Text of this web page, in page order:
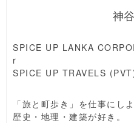
神
SPICE UP LANKA
r
SPICE UP TRAVELS
「旅と町歩き」を仕事にし
歴史・地理・建築が好き。